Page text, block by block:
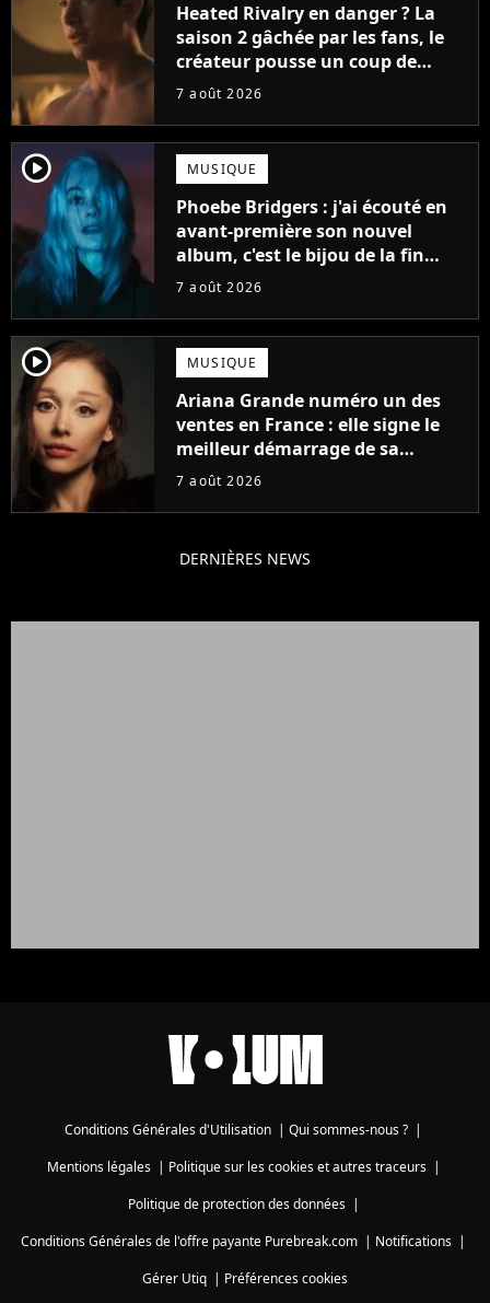
Heated Rivalry en danger ? La
saison 2 gâchée par les fans, le
créateur pousse un coup de
gueule
7 août 2026
player2 MUSIQUE
Phoebe Bridgers : j'ai écouté en
avant-première son nouvel
album, c'est le bijou de la fin
d'été
7 août 2026
player2 MUSIQUE
Ariana Grande numéro un des
ventes en France : elle signe le
meilleur démarrage de sa
carrière avec son album Petal
7 août 2026
DERNIÈRES NEWS
Conditions Générales d'Utilisation | Qui sommes-nous ? |
Mentions légales| Politique sur les cookies et autres traceurs|
Politique de protection des données|
Conditions Générales de l'offre payante Purebreak.com | Notifications |
Gérer Utiq | Préférences cookies